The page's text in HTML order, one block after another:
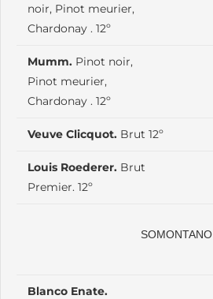
noir, Pinot meurier,
Chardonay . 12º
Mumm. Pinot noir,
Pinot meurier,
Chardonay . 12º
Veuve Clicquot. Brut 12º
Louis Roederer. Brut
Premier. 12º
SOMONTANO
Blanco Enate.